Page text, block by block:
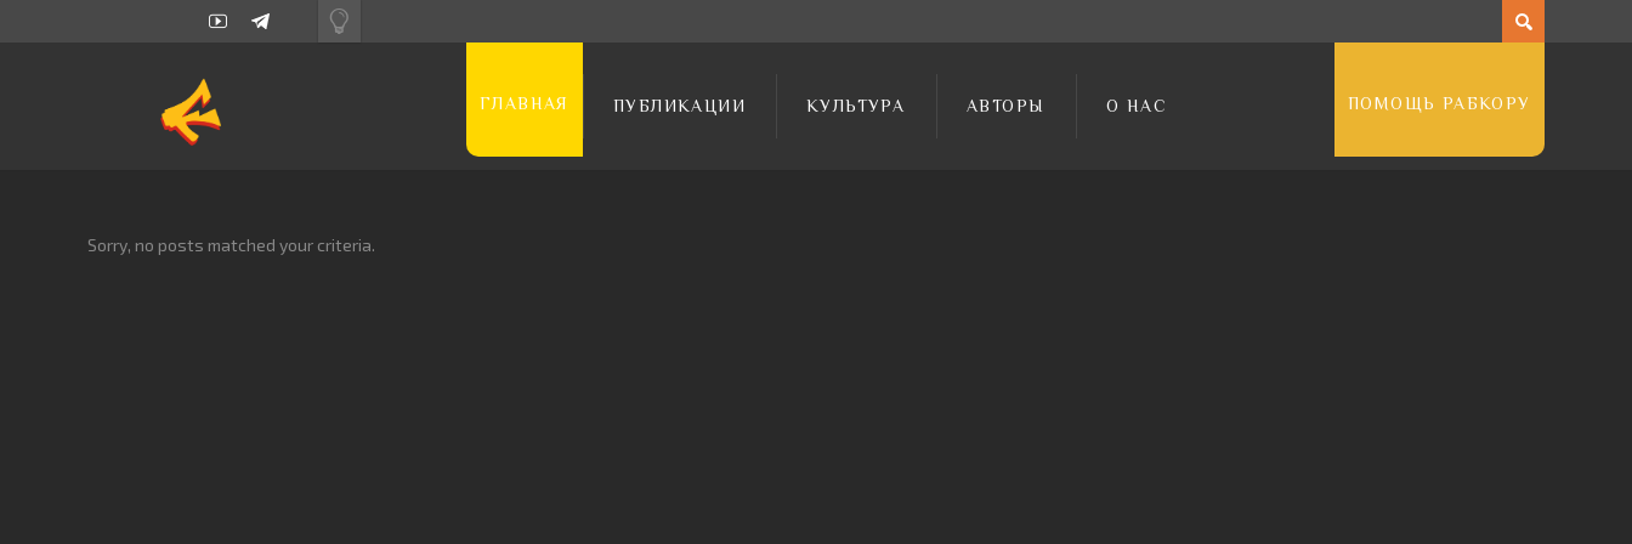
ГЛАВНАЯ ПУБЛИКАЦИИ КУЛЬТУРА АВТОРЫ О НАС ПОМОЩЬ РАБКОРУ
Sorry, no posts matched your criteria.